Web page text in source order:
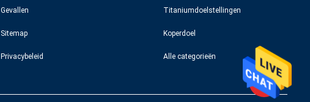
ISO9001 Titanium met
De industriële Weerstand
van de de Barsgr5 Basis
Gevallen
Sitemap
Privacybeleid
Titaniumdoelstellingen
Koperdoel
Alle categorieën